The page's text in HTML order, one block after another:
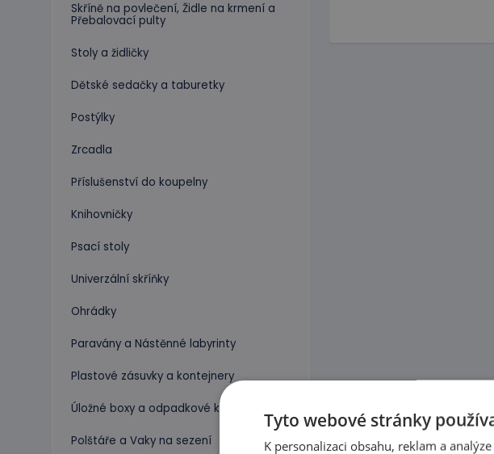
Skříně na povlečení, Židle na krmení a
Přebalovací pulty
Stoly a židličky
Dětské sedačky a taburetky
Postýlky
Zrcadla
Příslušenství do koupelny
Knihovničky
Psací stoly
Univerzální skříňky
Ohrádky
Paravány a Nástěnné labyrinty
Plastové zásuvky a kontejnery
Úložné boxy a odpadkové koše
Polštáře a Vaky na sezení
Tyto webové stránky
K personalizaci obsahu, reklam a